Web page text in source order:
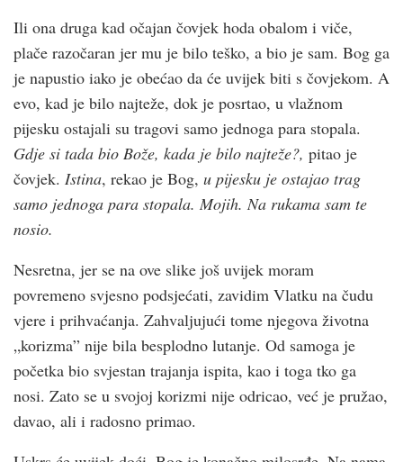
Ili ona druga kad očajan čovjek hoda obalom i viče,
plače razočaran jer mu je bilo teško, a bio je sam. Bog ga
je napustio iako je obećao da će uvijek biti s čovjekom. A
evo, kad je bilo najteže, dok je posrtao, u vlažnom
pijesku ostajali su tragovi samo jednoga para stopala.
Gdje si tada bio Bože, kada je bilo najteže?, pitao je
čovjek. Istina, rekao je Bog, u pijesku je ostajao trag
samo jednoga para stopala. Mojih. Na rukama sam te
nosio.
Nesretna, jer se na ove slike još uvijek moram
povremeno svjesno podsjećati, zavidim Vlatku na čudu
vjere i prihvaćanja. Zahvaljujući tome njegova životna
„korizma” nije bila besplodno lutanje. Od samoga je
početka bio svjestan trajanja ispita, kao i toga tko ga
nosi. Zato se u svojoj korizmi nije odricao, već je pružao,
davao, ali i radosno primao.